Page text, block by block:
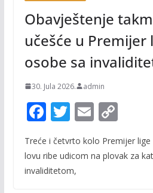
Obavještenje
učešće u Premijer
osobe sa
30. Jula 2026. admin
F
ac
e
b
T
w
itt
er
E
m
ai
C
p
Treće i četvrto kolo Premijer
lovu ribe udicom na plovak za
invaliditetom,